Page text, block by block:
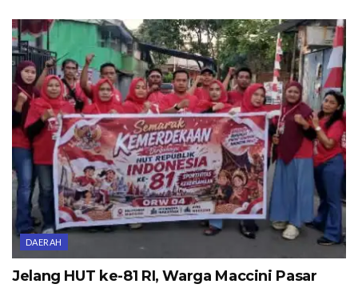
DAERAH
Jelang HUT ke-81 RI, Warga Maccini Pasar